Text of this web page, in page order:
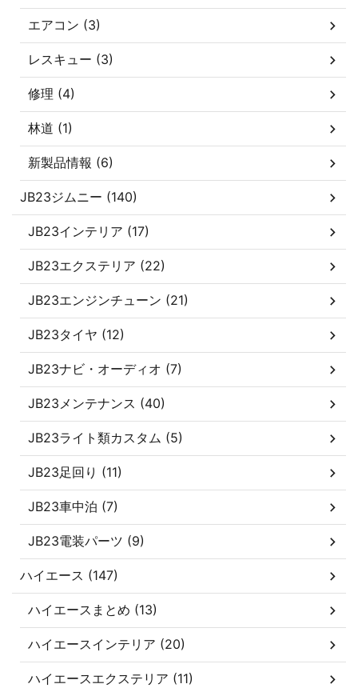
エアコン (3)
レスキュー (3)
修理 (4)
林道 (1)
新製品情報 (6)
JB23ジムニー (140)
JB23インテリア (17)
JB23エクステリア (22)
JB23エンジンチューン (21)
JB23タイヤ (12)
JB23ナビ・オーディオ (7)
JB23メンテナンス (40)
JB23ライト類カスタム (5)
JB23足回り (11)
JB23車中泊 (7)
JB23電装パーツ (9)
ハイエース (147)
ハイエースまとめ (13)
ハイエースインテリア (20)
ハイエースエクステリア (11)